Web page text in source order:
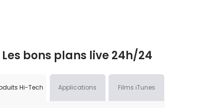
Les bons plans live 24h/24
Hi-Tech Applications Films iTunes